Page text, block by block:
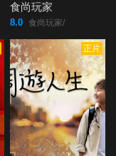
期
第20220223期
第20220228(微女人)
期
食尚玩家
8.0 食尚玩家/
正片